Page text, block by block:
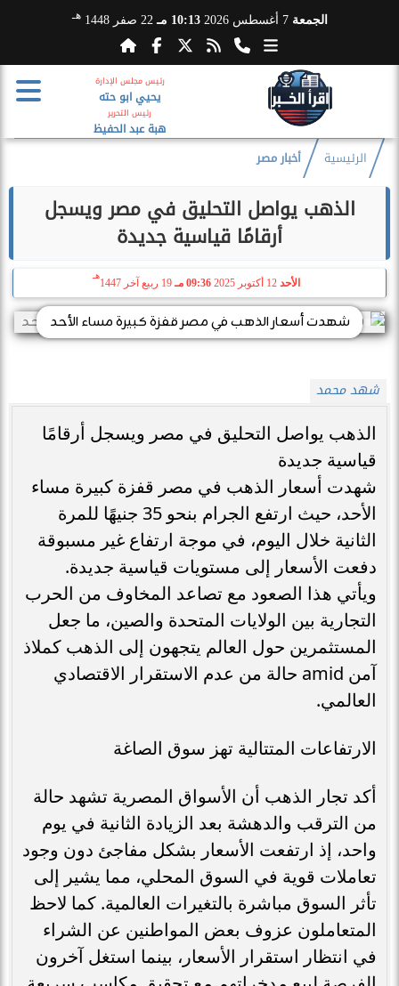
الجمعة 7 أغسطس 2026 10:13 مـ 22 صفر 1448 هـ
رئيس مجلس الإدارة
يحيي ابو حته
رئيس التحرير
هبة عبد الحفيظ
الرئيسية أخبار مصر
الذهب يواصل التحليق في مصر ويسجل
أرقامًا قياسية جديدة
الأحد 12 أكتوبر 2025 09:36 مـ 19 ربيع آخر 1447
هـ
شهدت أسعار الذهب في مصر قفزة كبيرة مساء الأحد
شهد محمد
الذهب يواصل التحليق في مصر ويسجل أرقامًا
قياسية جديدة
شهدت أسعار الذهب في مصر قفزة كبيرة مساء
الأحد، حيث ارتفع الجرام بنحو 35 جنيهًا للمرة
الثانية خلال اليوم، في موجة ارتفاع غير مسبوقة
دفعت الأسعار إلى مستويات قياسية جديدة.
ويأتي هذا الصعود مع تصاعد المخاوف من الحرب
التجارية بين الولايات المتحدة والصين، ما جعل
المستثمرين حول العالم يتجهون إلى الذهب كملاذ
آمن amid حالة من عدم الاستقرار الاقتصادي
العالمي.
الارتفاعات المتتالية تهز سوق الصاغة
أكد تجار الذهب أن الأسواق المصرية تشهد حالة
من الترقب والدهشة بعد الزيادة الثانية في يوم
واحد، إذ ارتفعت الأسعار بشكل مفاجئ دون وجود
تعاملات قوية في السوق المحلي، مما يشير إلى
تأثر السوق مباشرة بالتغيرات العالمية. كما لاحظ
المتعاملون عزوف بعض المواطنين عن الشراء
في انتظار استقرار الأسعار، بينما استغل آخرون